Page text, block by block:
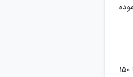
ترکیب حنا، مورد و سدر می تواند ریشه مو را محکم می نماید. برای اینکه حنا به سر رنگ ندهد بهتر است 50 گرم حنا را با 150